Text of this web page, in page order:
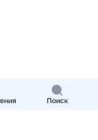
Поиск